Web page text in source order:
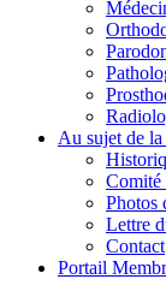
Au sujet de
Comité
Photos
Lettre
Contact
Portail